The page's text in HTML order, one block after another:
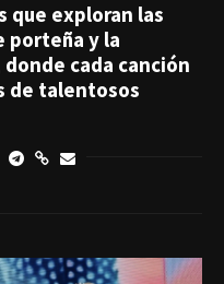
que exploran las
porteña y la
cada canción
de talentosos